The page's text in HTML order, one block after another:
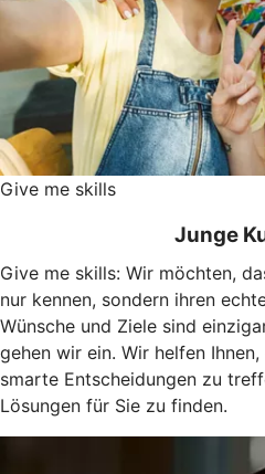
Give me skills
Junge
Give me skills: Wir möchten,
nur kennen, sondern ihren
Wünsche und Ziele sind
gehen wir ein. Wir helfen
smarte Entscheidungen zu
Lösungen für Sie zu finden.